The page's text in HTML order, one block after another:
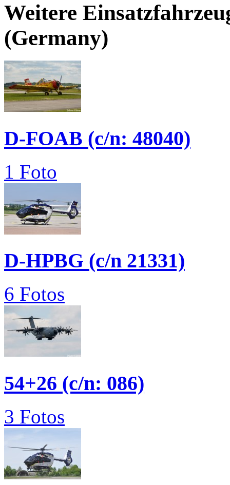
Weitere
(Germany)
D-FOAB (c/n: 48040)
1 Foto
D-HPBG (c/n 21331)
6 Fotos
54+26 (c/n: 086)
3 Fotos